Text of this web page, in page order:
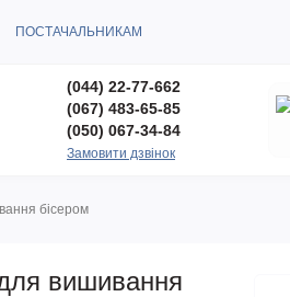
ПОСТАЧАЛЬНИКАМ
(044) 22-77-662
(067) 483-65-85
(050) 067-34-84
Замовити дзвінок
бісером
вишивання